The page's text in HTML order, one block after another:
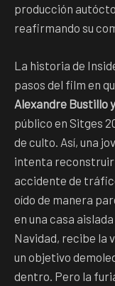
producción
reafirmando su
La historia de
pasos del film en
Alexandre Bustillo
público en Sitges
de culto. Así, una
intenta reconstruir
accidente de
oído de manera
en una casa
Navidad, recibe la
un objetivo
dentro. Pero la